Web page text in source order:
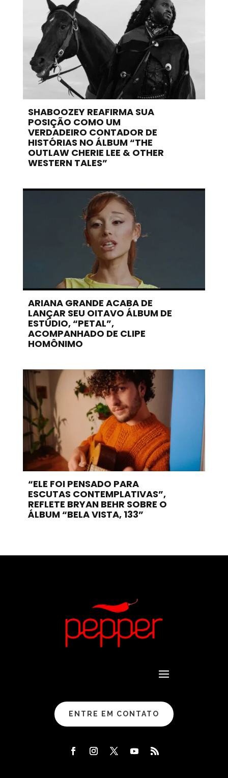
SHABOOZEY REAFIRMA SUA
POSIÇÃO COMO UM
VERDADEIRO CONTADOR DE
HISTÓRIAS NO ÁLBUM “THE
OUTLAW CHERIE LEE & OTHER
WESTERN TALES”
ARIANA GRANDE ACABA DE
LANÇAR SEU OITAVO ÁLBUM DE
ESTÚDIO, “PETAL”,
ACOMPANHADO DE CLIPE
HOMÔNIMO
“ELE FOI PENSADO PARA
ESCUTAS CONTEMPLATIVAS”,
REFLETE BRYAN BEHR SOBRE O
ÁLBUM “BELA VISTA, 133”
ENTRE EM CONTATO